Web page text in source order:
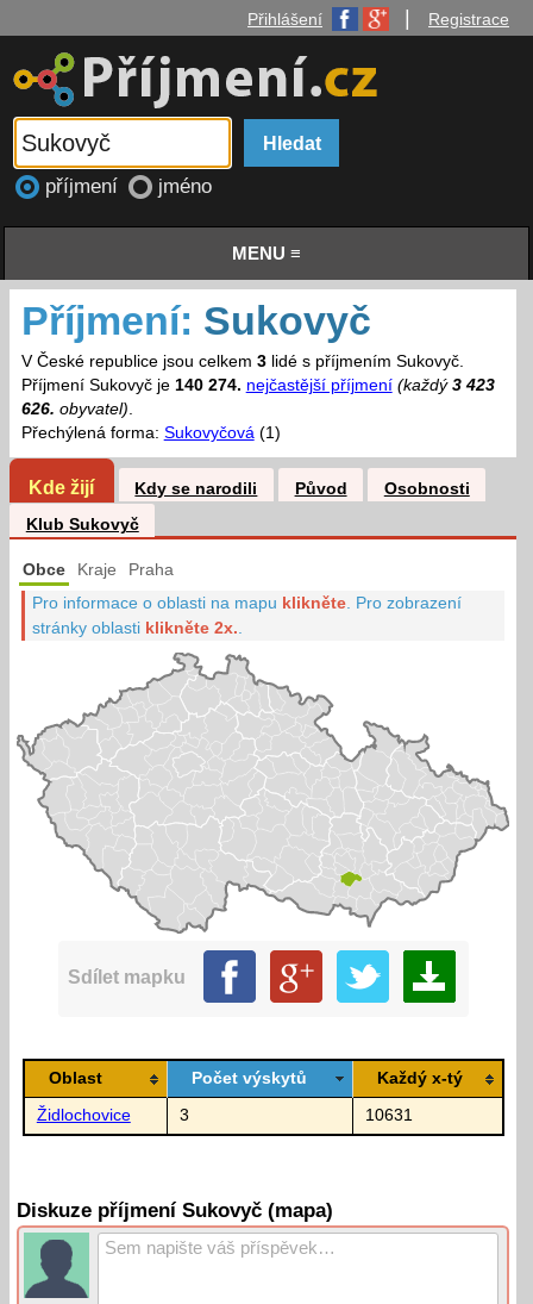
Přihlášení Registrace
příjmení jméno
MENU ≡
Příjmení: Sukovyč
V České republice jsou celkem 3lidé s příjmením Sukovyč.
Příjmení Sukovyč je 140 274. nejčastější příjmení (každý 3 423
626. obyvatel).
Přechýlená forma: Sukovyčová(1)
Kde žijí Kdy se narodili Původ
Osobnosti
Klub Sukovyč
Obce Kraje Praha
Pro informace o oblasti na mapu klikněte Pro zobrazení
stránky oblasti klikněte 2x.
Sdílet mapku
Oblast Počet výskytů Každý x-tý
Židlochovice 3 10631
Diskuze příjmení Sukovyč (mapa)